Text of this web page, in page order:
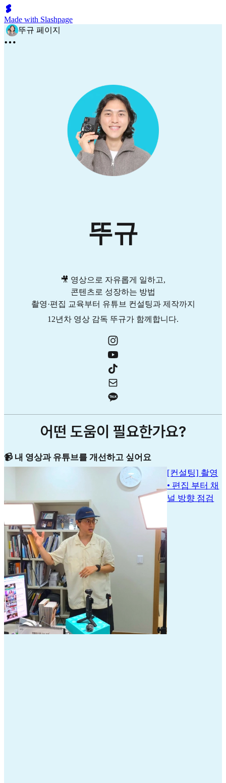
Made with Slashpage
뚜규 페이지
뚜규
🎥 영상으로 자유롭게 일하고,
콘텐츠로 성장하는 방법
촬영·편집 교육부터 유튜브 컨설팅과 제작까지
12년차 영상 감독 뚜규가 함께합니다.
어떤 도움이 필요한가요?
📹 내 영상과 유튜브를 개선하고 싶어요
[컨설팅] 촬영
• 편집 부터 채
널 방향 점검